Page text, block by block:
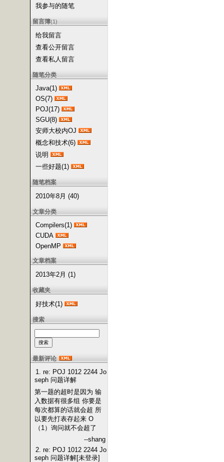
我参与的随笔
留言簿(1)
给我留言
查看公开留言
查看私人留言
随笔分类
Java(1)
OS(7)
POJ(17)
SGU(8)
安师大校内OJ
概念和技术(6)
说明
一些好题(1)
随笔档案
2010年8月 (40)
文章分类
Compilers(1)
CUDA
OpenMP
文章档案
2013年2月 (1)
收藏夹
好技术(1)
搜索
最新评论
1. re: POJ 1012 2244 Jo
seph 问题详解
第一题的超时是因为 输
入数据有很多组 你要是
每次都算的话就会超 所
以要先打表存起来 O
（1）询问就不会超了
--shang
2. re: POJ 1012 2244 Jo
seph 问题详解[未登录]